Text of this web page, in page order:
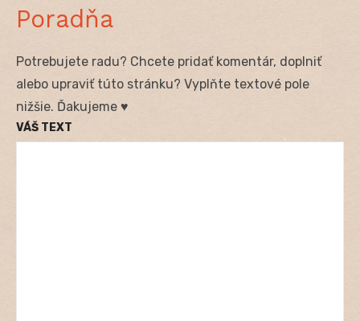
Poradňa
Potrebujete radu? Chcete pridať komentár, doplniť
alebo upraviť túto stránku? Vyplňte textové pole
nižšie. Ďakujeme ♥
VÁŠ TEXT